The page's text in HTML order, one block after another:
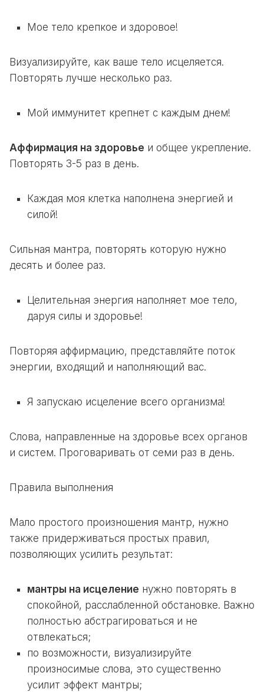
Мое тело крепкое и здоровое!
Визуализируйте, как ваше тело исцеляется.
Повторять лучше несколько раз.
Мой иммунитет крепнет с каждым днем!
Аффирмация на здоровье и общее укрепление.
Повторять 3-5 раз в день.
Каждая моя клетка наполнена энергией и
силой!
Сильная мантра, повторять которую нужно
десять и более раз.
Целительная энергия наполняет мое тело,
даруя силы и здоровье!
Повторяя аффирмацию, представляйте поток
энергии, входящий и наполняющий вас.
Я запускаю исцеление всего организма!
Слова, направленные на здоровье всех органов
и систем. Проговаривать от семи раз в день.
Правила выполнения
Мало простого произношения мантр, нужно
также придерживаться простых правил,
позволяющих усилить результат:
мантры на исцеление нужно повторять в
спокойной, расслабленной обстановке. Важно
полностью абстрагироваться и не
отвлекаться;
по возможности, визуализируйте
произносимые слова, это существенно
усилит эффект мантры;